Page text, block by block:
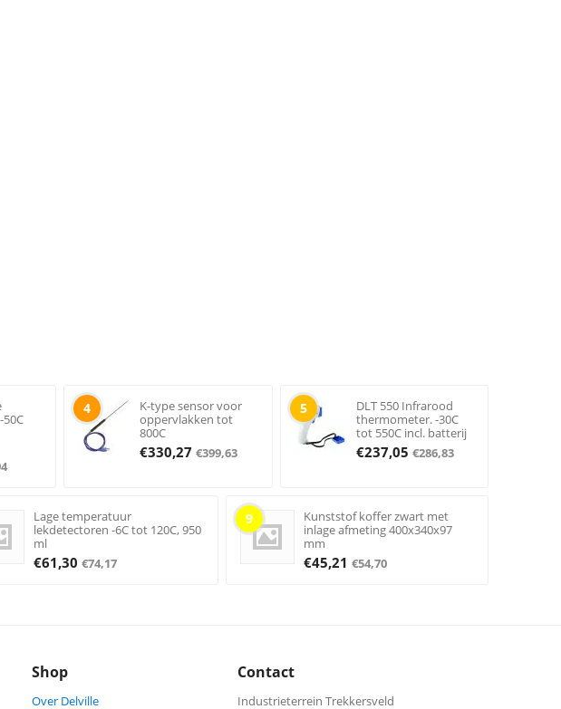
4
K-type sensor voor
oppervlakken tot
800C
€330,27 €399,63
5
DLT 550 Infrarood
thermometer. -30C
tot 550C incl. batterij
€237,05 €286,83
Lage temperatuur
lekdetectoren -6C tot 120C, 950
ml
€61,30 €74,17
9
Kunststof koffer zwart met
inlage afmeting 400x340x97
mm
€45,21 €54,70
Shop
Over Delville
Contact
Industrieterrein Trekkersveld